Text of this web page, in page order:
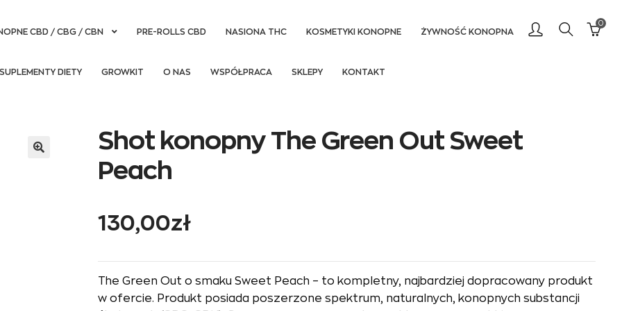
CBD / CBG / CBN PRE-ROLLS CBD NASIONA THC KOSMETYKI KONOPNE ŻYWNOŚĆ KONOPNA
SUPLEMENTY DIETY GROWKIT O NAS WSPÓŁPRACA SKLEPY KONTAKT
0
Shot konopny The Green Out Sweet
Peach
130,00zł
The Green Out o smaku Sweet Peach – to kompletny, najbardziej dopracowany produkt
w ofercie. Produkt posiada poszerzone spektrum, naturalnych, konopnych substancji